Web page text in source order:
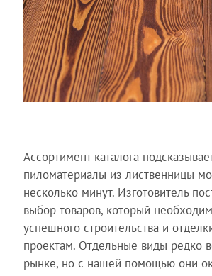
Ассортимент каталога
пиломатериалы из лиственницы
несколько минут. Изготовитель
выбор товаров, который
успешного строительства и
проектам. Отдельные виды редко
рынке, но с нашей помощью они